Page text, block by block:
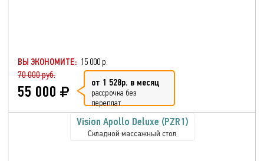
ВЫ ЭКОНОМИТЕ: 15 000 р.
70 000 руб.
55 000 от 1 528р. в месяц
рассрочка без
переплат
Vision Apollo Deluxe (PZR1)
Складной массажный стол